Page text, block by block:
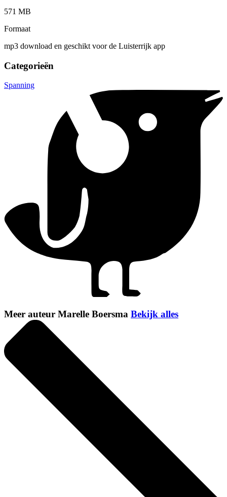
571 MB
Formaat
mp3 download en geschikt voor de Luisterrijk app
Categorieën
Spanning
Meer auteur Marelle Boersma Bekijk alles